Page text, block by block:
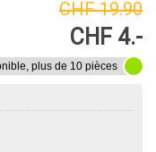
CHF 19.90
CHF 4.-
plus de 10 pièces